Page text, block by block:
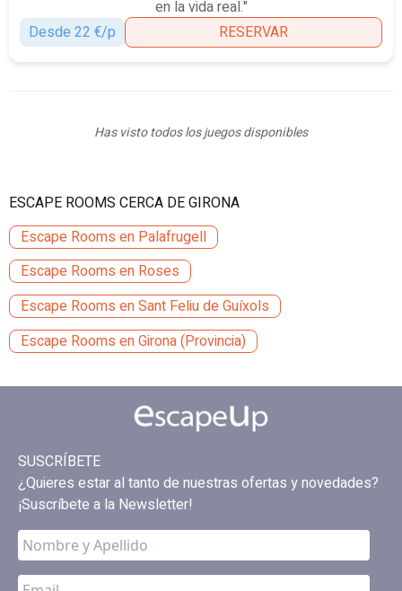
en la vida real."
Desde 22 €/p
RESERVAR
Has visto todos los juegos disponibles
ESCAPE ROOMS CERCA DE GIRONA
Escape Rooms en Palafrugell
Escape Rooms en Roses
Escape Rooms en Sant Feliu de Guíxols
Escape Rooms en Girona (Provincia)
SUSCRÍBETE
¿Quieres estar al tanto de nuestras ofertas y novedades?
¡Suscríbete a la Newsletter!